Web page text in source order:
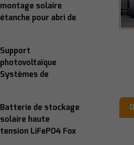
montage solaire
étanche pour abri de
Support
photovoltaïque
Systèmes de
Batterie de stockage
solaire haute
tension LiFePO4 Fox